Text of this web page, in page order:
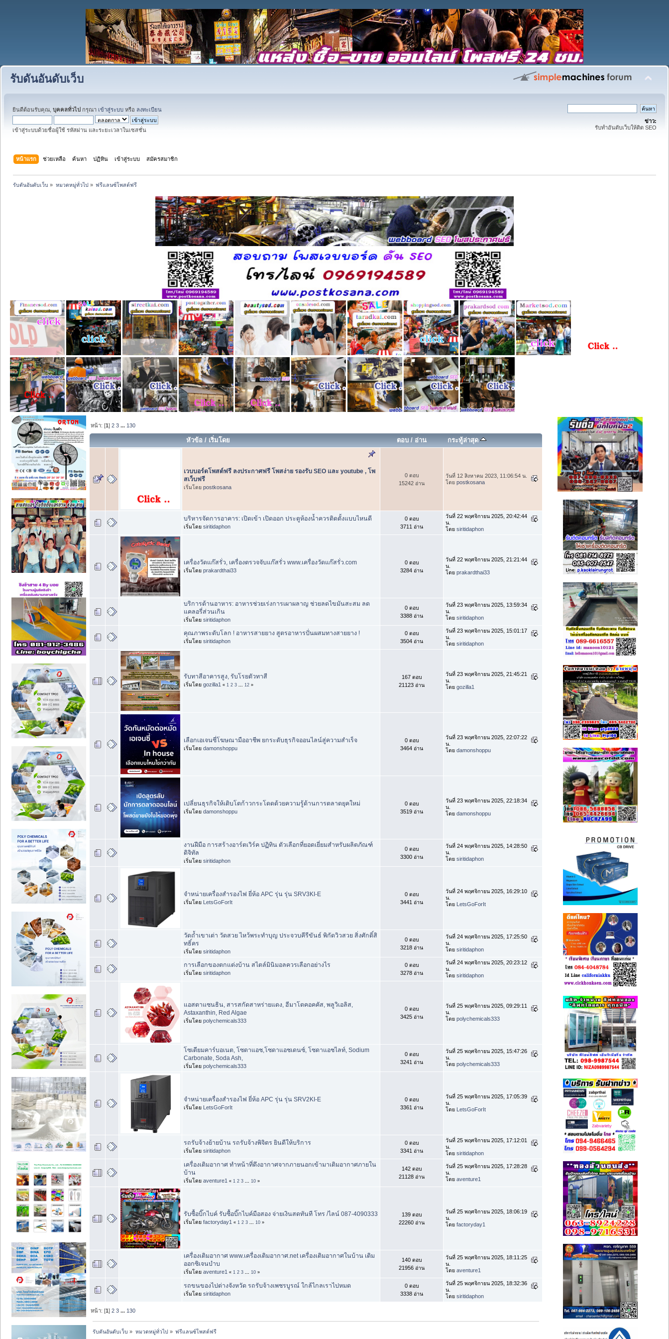
รับดันอันดับเว็บ
ยินดีต้อนรับคุณ, บุคคลทั่วไป กรุณา เข้าสู่ระบบ หรือ ลงทะเบียน
เข้าสู่ระบบด้วยชื่อผู้ใช้ รหัสผ่าน และระยะเวลาในเซสชั่น
ข่าว:
รับทำอันดับเว็บให้ติด SEO
หน้าแรก ช่วยเหลือ ค้นหา ปฏิทิน เข้าสู่ระบบ สมัครสมาชิก
รับดันอันดับเว็บ » หมวดหมู่ทั่วไป» ฟรีแลนซ์โพสต์ฟรี
หน้า: [1]2 3 ... 130
หัวข้อ / เริ่มโดย ตอบ/ อ่าน กระทู้ล่าสุด
เวบบอร์ดโพสต์ฟรี ลงประกาศฟรี โพสง่าย รองรับ SEO และ youtube , โพ
สเว็บฟรี
เริ่มโดย postkosana
0 ตอบ
15242 อ่าน
วันที่ 12 สิงหาคม 2023, 11:06:54 น.
โดย postkosana
บริหารจัดการอาคาร: เปิดเข้า เปิดออก ประตูห้องน้ำควรติดตั้งแบบไหนดี
เริ่มโดย siritidaphon
0 ตอบ
3711 อ่าน
วันที่ 22 พฤศจิกายน 2025, 20:42:44
น.
โดย siritidaphon
เครื่องวัดแก๊สรั่ว, เครื่องตรวจจับแก๊สรั่ว www.เครื่องวัดแก๊สรั่ว.com
เริ่มโดย prakardthai33
0 ตอบ
3284 อ่าน
วันที่ 22 พฤศจิกายน 2025, 21:21:44
น.
โดย prakardthai33
บริการด้านอาหาร: อาหารช่วยเร่งการเผาผลาญ ช่วยลดไขมันสะสม ลด
แคลอรี่ส่วนเกิน
เริ่มโดย siritidaphon
0 ตอบ
3388 อ่าน
วันที่ 23 พฤศจิกายน 2025, 13:59:34
น.
โดย siritidaphon
คุณภาพระดับโลก ! อาหารสายยาง สูตรอาหารปั่นผสมทางสายยาง !
เริ่มโดย siritidaphon
0 ตอบ
3504 อ่าน
วันที่ 23 พฤศจิกายน 2025, 15:01:17
น.
โดย siritidaphon
รับทาสีอาคารสูง, รับโรยตัวทาสี
เริ่มโดย gozilla1 « 1 2 3 12 »
167 ตอบ
21123 อ่าน
วันที่ 23 พฤศจิกายน 2025, 21:45:21
น.
โดย gozilla1
เลือกเอเจนซี่โฆษณามืออาชีพ ยกระดับธุรกิจออนไลน์สู่ความสำเร็จ
เริ่มโดย damonshoppu
0 ตอบ
3464 อ่าน
วันที่ 23 พฤศจิกายน 2025, 22:07:22
น.
โดย damonshoppu
เปลี่ยนธุรกิจให้เติบโตก้าวกระโดดด้วยความรู้ด้านการตลาดยุคใหม่
เริ่มโดย damonshoppu
0 ตอบ
3519 อ่าน
วันที่ 23 พฤศจิกายน 2025, 22:18:34
น.
โดย damonshoppu
งานฝีมือ การสร้างอาร์ตเวิร์ค ปฏิทิน ตัวเลือกที่ยอดเยี่ยมสำหรับผลิตภัณฑ์
ดิจิทัล
เริ่มโดย siritidaphon
0 ตอบ
3300 อ่าน
วันที่ 24 พฤศจิกายน 2025, 14:28:50
น.
โดย siritidaphon
จำหน่ายเครื่องสำรองไฟ ยี่ห้อ APC รุ่น รุ่น SRV3KI-E
เริ่มโดย LetsGoForIt
0 ตอบ
3441 อ่าน
วันที่ 24 พฤศจิกายน 2025, 16:29:10
น.
โดย LetsGoForIt
วัดถ้ำเขาเต่า วัดสวย ไหว้พระทำบุญ ประจวบคีรีขันธ์ พิกัดวิวสวย สิ่งศักดิ์สิ
ทธิ์คร
เริ่มโดย siritidaphon
0 ตอบ
3218 อ่าน
วันที่ 24 พฤศจิกายน 2025, 17:25:50
น.
โดย siritidaphon
การเลือกของตกแต่งบ้าน สไตล์มินิมอลควรเลือกอย่างไร
เริ่มโดย siritidaphon
0 ตอบ
3278 อ่าน
วันที่ 24 พฤศจิกายน 2025, 20:23:12
น.
โดย siritidaphon
แอสตาแซนธิน, สารสกัดสาหร่ายแดง, ฮีมาโตคอคคัส, พลูวิเอลิส,
Astaxanthin, Red Algae
เริ่มโดย polychemicals333
0 ตอบ
3425 อ่าน
วันที่ 25 พฤศจิกายน 2025, 09:29:11
น.
โดย polychemicals333
โซเดียมคาร์บอเนต, โซดาแอช,โซดาแอชเดนซ์, โซดาแอชไลท์, Sodium
Carbonate, Soda Ash,
เริ่มโดย polychemicals333
0 ตอบ
3241 อ่าน
วันที่ 25 พฤศจิกายน 2025, 15:47:26
น.
โดย polychemicals333
จำหน่ายเครื่องสำรองไฟ ยี่ห้อ APC รุ่น รุ่น SRV2KI-E
เริ่มโดย LetsGoForIt
0 ตอบ
3361 อ่าน
วันที่ 25 พฤศจิกายน 2025, 17:05:39
น.
โดย LetsGoForIt
รถรับจ้างย้ายบ้าน รถรับจ้างพิจิตร ยินดีให้บริการ
เริ่มโดย siritidaphon
0 ตอบ
3341 อ่าน
วันที่ 25 พฤศจิกายน 2025, 17:12:01
น.
โดย siritidaphon
เครื่องเติมอากาศ ทำหน้าที่ดึงอากาศจากภายนอกเข้ามาเติมอากาศภายใน
บ้าน
เริ่มโดย aventure1 « 1 2 3 10 »
142 ตอบ
21128 อ่าน
วันที่ 25 พฤศจิกายน 2025, 17:28:28
น.
โดย aventure1
รับซื้อบิ๊กไบค์ รับซื้อบิ๊กไบค์มือสอง จ่ายเงินสดทันที โทร /ไลน์ 087-4090333
เริ่มโดย factoryday1 « 1 2 3 10 »
139 ตอบ
22260 อ่าน
วันที่ 25 พฤศจิกายน 2025, 18:06:19
น.
โดย factoryday1
เครื่องเติมอากาศ www.เครื่องเติมอากาศ.net เครื่องเติมอากาศในบ้าน เติม
ออกซิเจนบำบ
เริ่มโดย aventure1 « 1 2 3 10 »
140 ตอบ
21956 อ่าน
วันที่ 25 พฤศจิกายน 2025, 18:11:25
น.
โดย aventure1
รถขนของไปต่างจังหวัด รถรับจ้างเพชรบูรณ์ ใกล้ไกลเราไปหมด
เริ่มโดย siritidaphon
0 ตอบ
3338 อ่าน
วันที่ 25 พฤศจิกายน 2025, 18:32:36
น.
โดย siritidaphon
หน้า: [1]2 3 ... 130
รับดันอันดับเว็บ » หมวดหมู่ทั่วไป» ฟรีแลนซ์โพสต์ฟรี